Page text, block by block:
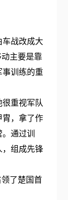
车战改成大
主要是靠
事训练的重
重视军队
胄，拿了作
通过训
，组成先锋
了楚国首